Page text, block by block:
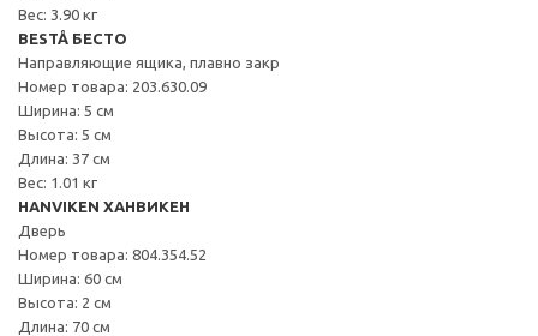
Вес: 3.90 кг
BESTÅ БЕСТО
Направляющие ящика, плавно закр
Номер товара: 203.630.09
Ширина: 5 см
Высота: 5 см
Длина: 37 см
Вес: 1.01 кг
HANVIKEN ХАНВИКЕН
Дверь
Номер товара: 804.354.52
Ширина: 60 см
Высота: 2 см
Длина: 70 см